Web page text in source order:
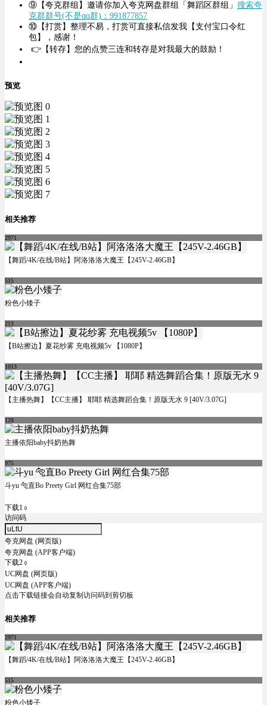
⑨【夸克群组】邀请你加入夸克网盘群组「舞蹈区群组」 搜索夸
克群群号(不是qq群)：991877857
⑩【打赏】整理不易，打赏可直接私信发我【支付宝口令红
包】，感谢！
👉【转存】您的点赞三连和转存是对我最大的鼓励！
预览
相关推荐
2971
【舞蹈/4K/在线/B站】阿洛洛洛大魔王【245V-2.46GB】
515
粉色小矮子
213
【B站擦边】夏花纱雾 充电视频5v 【1080P】
1013
【主播热舞】【CC主播】 耶耶 精选舞蹈合集！原版无水 9 [40V/3.07G]
128
主播依阳baby抖奶热舞
975
斗yu 🐅直Bo Preety Girl 网红合集75部
下载1 0
访问码
夸克网盘 (网页版)
夸克网盘 (APP客户端)
下载2 0
UC网盘 (网页版)
UC网盘 (APP客户端)
点击下载链接会自动复制访问码到剪切板
相关推荐
2971
【舞蹈/4K/在线/B站】阿洛洛洛大魔王【245V-2.46GB】
515
粉色小矮子